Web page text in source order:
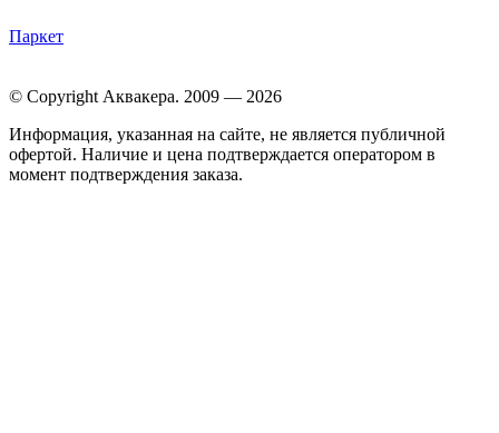
Паркет
© Copyright Аквакера. 2009 — 2026
Информация, указанная на сайте, не является публичной
офертой. Наличие и цена подтверждается оператором в
момент подтверждения заказа.